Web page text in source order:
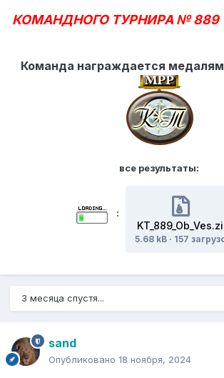
КОМАНДНОГО ТУРНИРА № 889
Команда награждается
все результаты:
:
5.68 kB · 157
3 месяца спустя...
sand
Опубликовано 18 ноября, 2024